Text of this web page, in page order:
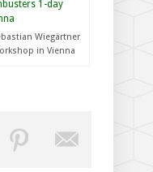
Wiegärtner
in Vienna